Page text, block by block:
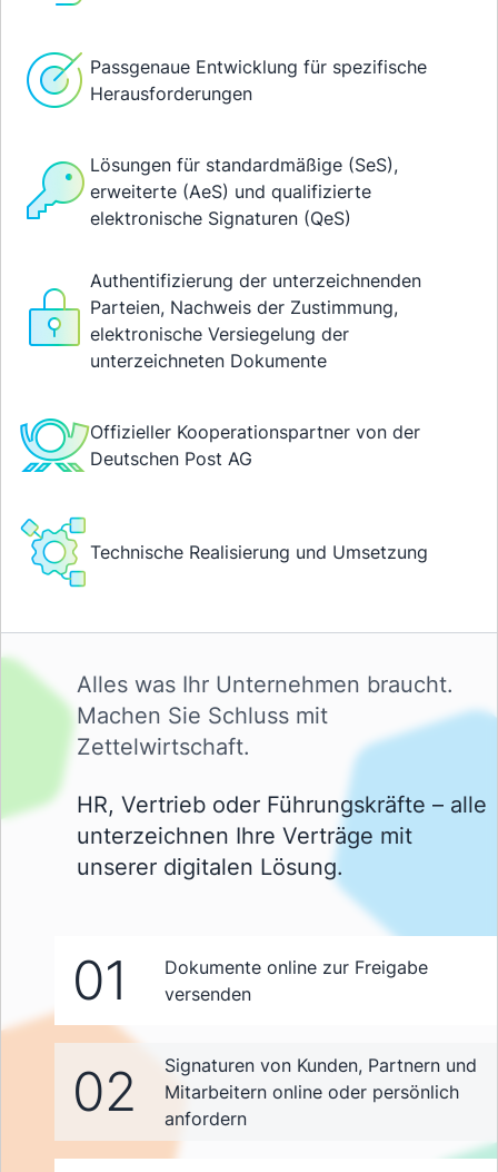
Passgenaue Entwicklung für spezifische
Herausforderungen
Lösungen für standardmäßige (SeS),
erweiterte (AeS) und qualifizierte
elektronische Signaturen (QeS)
Authentifizierung der unterzeichnenden
Parteien, Nachweis der Zustimmung,
elektronische Versiegelung der
unterzeichneten Dokumente
Offizieller Kooperationspartner von der
Deutschen Post AG
Technische Realisierung und Umsetzung
Alles was Ihr Unternehmen braucht.
Machen Sie Schluss mit
Zettelwirtschaft.
HR, Vertrieb oder Führungskräfte – alle
unterzeichnen Ihre Verträge mit
unserer digitalen Lösung.
01
Dokumente online zur Freigabe
versenden
02
Signaturen von Kunden, Partnern und
Mitarbeitern online oder persönlich
anfordern